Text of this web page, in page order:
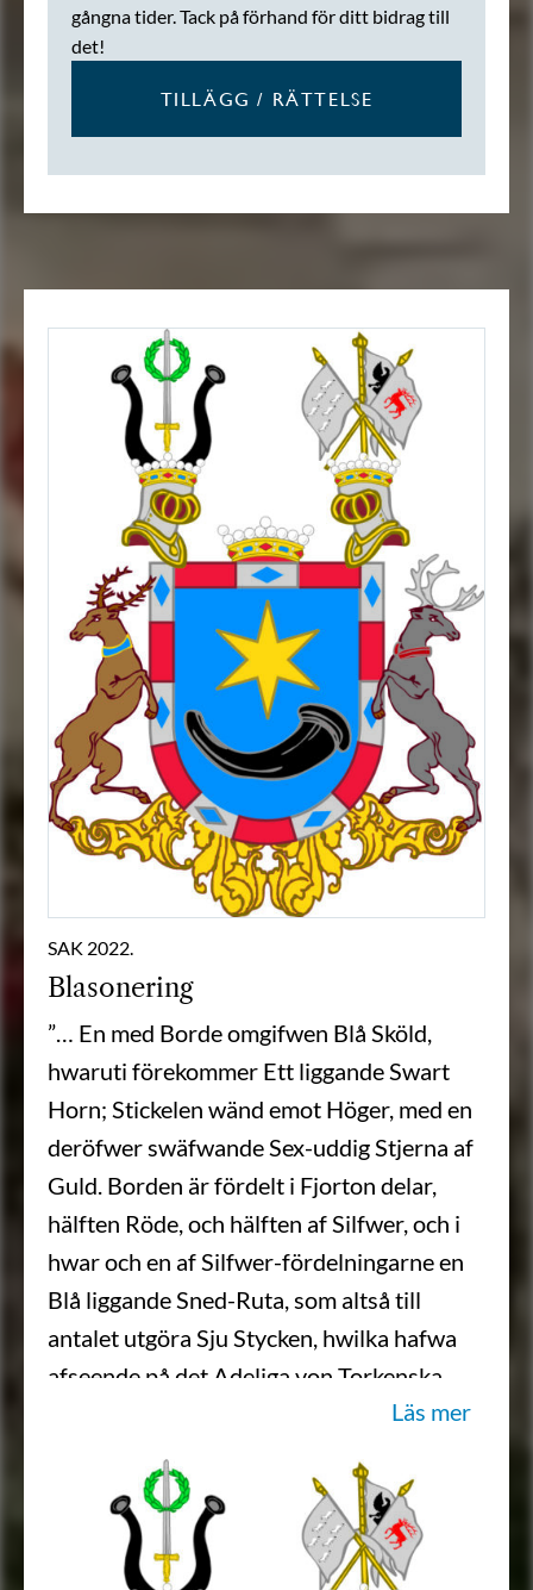
gångna tider. Tack på förhand för ditt bidrag till
det!
TILLÄGG / RÄTTELSE
SAK 2022.
Blasonering
”… En med Borde omgifwen Blå Sköld,
hwaruti förekommer Ett liggande Swart
Horn; Stickelen wänd emot Höger, med en
deröfwer swäfwande Sex-uddig Stjerna af
Guld. Borden är fördelt i Fjorton delar,
hälften Röde, och hälften af Silfwer, och i
hwar och en af Silfwer-fördelningarne en
Blå liggande Sned-Ruta, som altså till
antalet utgöra Sju Stycken, hwilka hafwa
afseende på det Adeliga von Torkenska,
desz Möderne Wapen. Ofwan på Skölden
står en Fri-HerreKrona mellan Twänne
äfwen med Fri-Herrlige Kronor krönte, och
med Fem Gyllende Byglar försedde Öppne
Torner-Hjelmar. Uppå den Högra Hjelm-
Läs mer